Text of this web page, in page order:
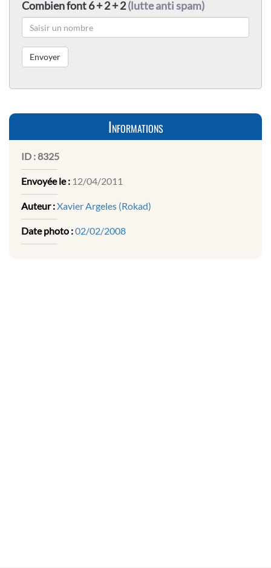
Combien font 6 + 2 + 2(lutte anti spam)
Informations
ID :8325
Envoyée le : 12/04/2011
Auteur :Xavier Argeles (Rokad)
Date photo :02/02/2008